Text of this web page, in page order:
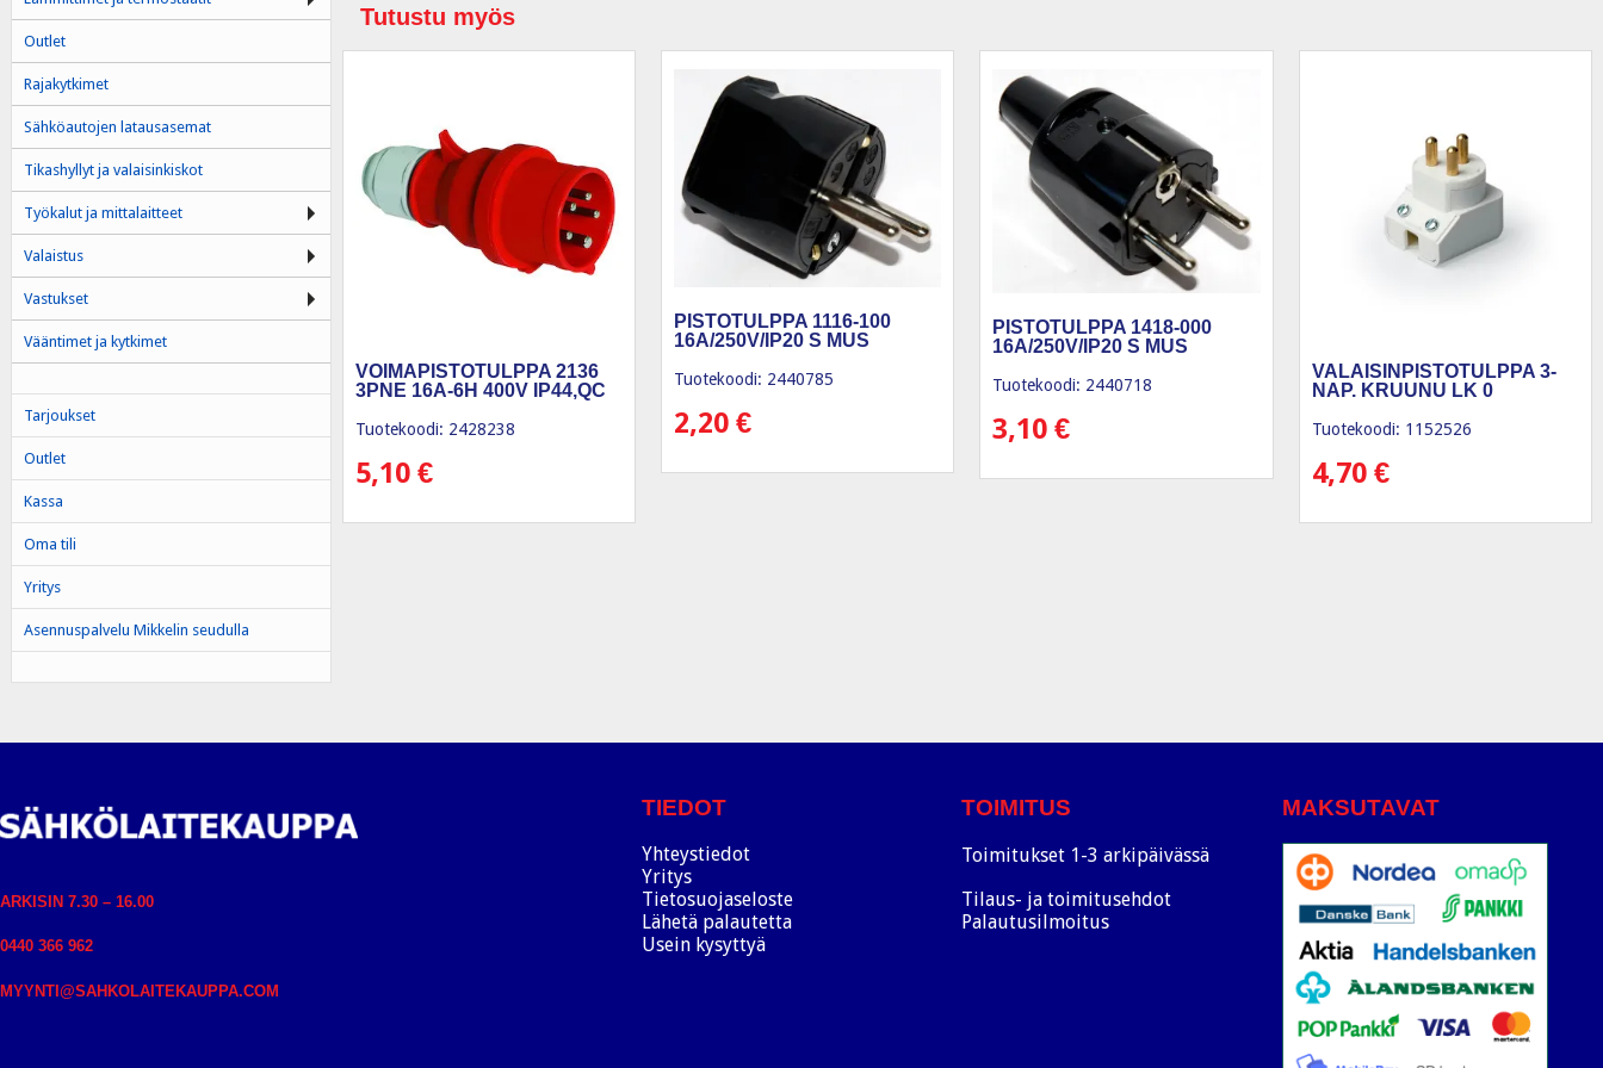
Tutustu myös
VOIMAPISTOTULPPA 2136
3PNE 16A-6H 400V IP44,QC
Tuotekoodi: 2428238
5,10 €
PISTOTULPPA 1116-100
16A/250V/IP20 S MUS
Tuotekoodi: 2440785
2,20€
PISTOTULPPA 1418-000
16A/250V/IP20 S MUS
Tuotekoodi: 2440718
3,10€
VALAISINPISTOTULPPA 3-
NAP. KRUUNU LK 0
Tuotekoodi: 1152526
4,70 €
Outlet
Rajakytkimet
Sähköautojen latausasemat
Tikashyllyt ja valaisinkiskot
Työkalut ja mittalaitteet
Valaistus
Vastukset
Vääntimet ja kytkimet
Tarjoukset
Outlet
Kassa
Oma tili
Yritys
Asennuspalvelu Mikkelin seudulla
ARKISIN 7.30 – 16.00
0440 366 962
MYYNTI@SAHKOLAITEKAUPPA.COM
TIEDOT
Yhteystiedot
Yritys
Tietosuojaseloste
Lähetä palautetta
Usein kysyttyä
TOIMITUS
Toimitukset 1-3 arkipäivässä
Tilaus- ja toimitusehdot
Palautusilmoitus
MAKSUTAVAT